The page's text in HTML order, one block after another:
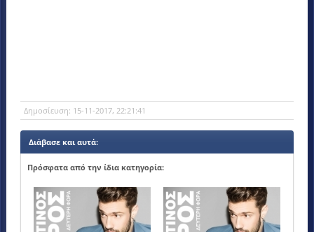
Δημοσίευση: 15-11-2017, 22:21:41
Διάβασε και αυτά:
Πρόσφατα από την ίδια κατηγορία: